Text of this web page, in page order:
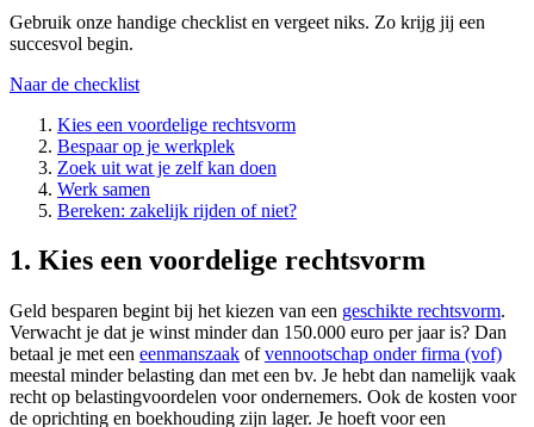
Gebruik onze handige checklist en vergeet niks. Zo krijg jij een
succesvol begin.
Naar de checklist
Kies een voordelige rechtsvorm
Bespaar op je werkplek
Zoek uit wat je zelf kan doen
Werk samen
Bereken: zakelijk rijden of niet?
1. Kies een voordelige rechtsvorm
Geld besparen begint bij het kiezen van een geschikte rechtsvorm.
Verwacht je dat je winst minder dan 150.000 euro per jaar is? Dan
betaal je met een eenmanszaak ofvennootschap onder firma (vof)
meestal minder belasting dan met een bv. Je hebt dan namelijk vaak
recht op belastingvoordelen voor ondernemers. Ook de kosten voor
de oprichting en boekhouding zijn lager. Je hoeft voor een